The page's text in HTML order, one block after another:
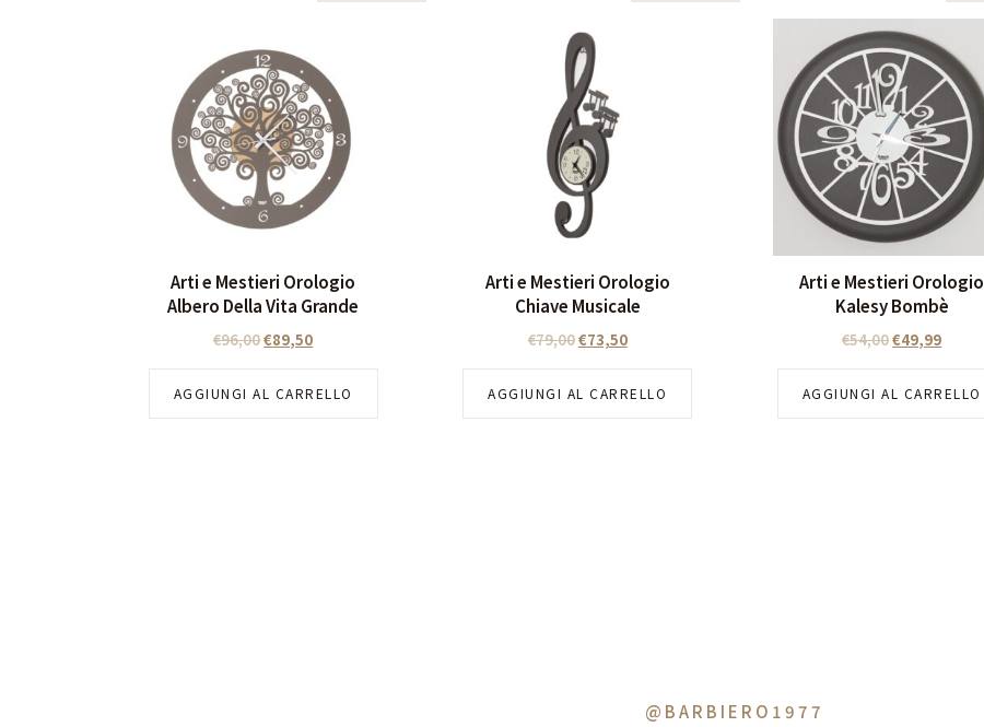
Arti e Mestieri Orologio
Albero Della Vita Grande
€96,00€89,50
AGGIUNGI AL CARRELLO
Arti e Mestieri Orologio
Chiave Musicale
€79,00€73,50
AGGIUNGI AL CARRELLO
Arti e Mestieri Orologio
Kalesy Bombè
€54,00€49,99
AGGIUNGI AL CARRELLO
@BARBIERO1977